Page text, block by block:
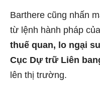
Barthere cũng nhấn
từ lệnh hành pháp
thuế quan, lo ngại
Cục Dự trữ Liên
lên thị trường.